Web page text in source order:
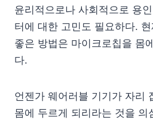
윤리적으로나 사회적으로 용
터에 대한 고민도 필요하다.
좋은 방법은 마이크로칩을 몸
다.
언젠가 웨어러블 기기가 자리
몸에 두르게 되리라는 것을 의